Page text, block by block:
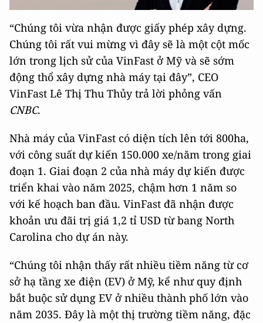
“Chúng tôi vừa nhận được giấy phép xây dựng.
Chúng tôi rất vui mừng vì đây sẽ là một cột mốc
lớn trong lịch sử của VinFast ở Mỹ và sẽ sớm
động thổ xây dựng nhà máy tại đây”, CEO
VinFast Lê Thị Thu Thủy trả lời phỏng vấn
CNBC.
Nhà máy của VinFast có diện tích lên tới 800ha,
với công suất dự kiến 150.000 xe/năm trong giai
đoạn 1. Giai đoạn 2 của nhà máy dự kiến được
triển khai vào năm 2025, chậm hơn 1 năm so
với kế hoạch ban đầu. VinFast đã nhận được
khoản ưu đãi trị giá 1,2 tỉ USD từ bang North
Carolina cho dự án này.
“Chúng tôi nhận thấy rất nhiều tiềm năng từ cơ
sở hạ tầng xe điện (EV) ở Mỹ, kể như quy định
bắt buộc sử dụng EV ở nhiều thành phố lớn vào
năm 2035. Đây là một thị trường tiềm năng, đặc